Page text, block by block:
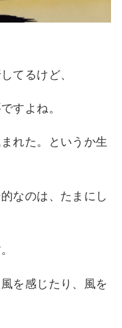
てるけど、
すよね。
れた。というか生
なのは、たまにし
を感じたり、風を